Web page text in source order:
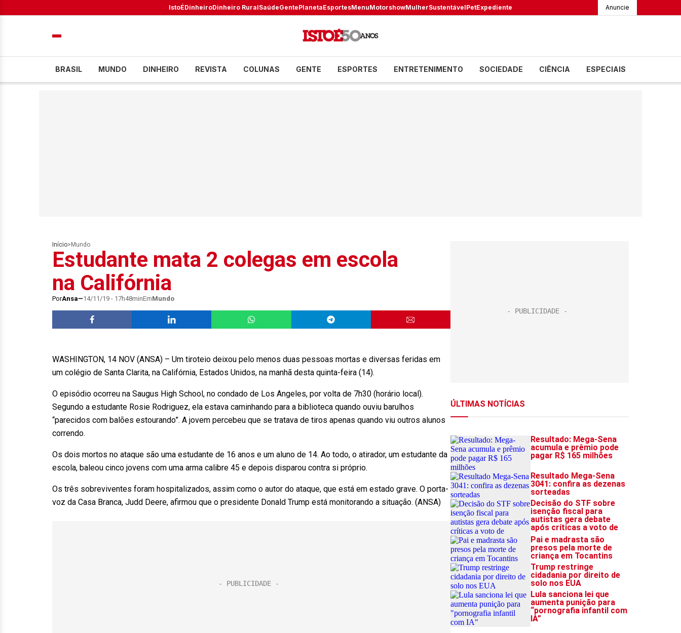
IstoÉDinheiroDinheiro RuralSaúdeGentePlanetaEsportesMenuMotorshowMulherSustentávelPetExpediente Anuncie
BRASIL MUNDO DINHEIRO REVISTA COLUNAS GENTE ESPORTES ENTRETENIMENTO SOCIEDADE CIÊNCIA ESPECIAIS
Início> Mundo
Estudante mata 2 colegas em escola
na Califórnia
PorAnsa 14/11/19 - 17h48minEmMundo
WASHINGTON, 14 NOV (ANSA) – Um tiroteio deixou pelo menos duas pessoas mortas e diversas feridas em
um colégio de Santa Clarita, na Califórnia, Estados Unidos, na manhã desta quinta-feira (14).
O episódio ocorreu na Saugus High School, no condado de Los Angeles, por volta de 7h30 (horário local).
Segundo a estudante Rosie Rodriguez, ela estava caminhando para a biblioteca quando ouviu barulhos
“parecidos com balões estourando”. A jovem percebeu que se tratava de tiros apenas quando viu outros alunos
correndo.
Os dois mortos no ataque são uma estudante de 16 anos e um aluno de 14. Ao todo, o atirador, um estudante da
escola, baleou cinco jovens com uma arma calibre 45 e depois disparou contra si próprio.
Os três sobreviventes foram hospitalizados, assim como o autor do ataque, que está em estado grave. O porta-
voz da Casa Branca, Judd Deere, afirmou que o presidente Donald Trump está monitorando a situação. (ANSA)